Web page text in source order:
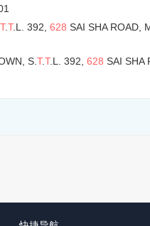
T.T.L. 392, 628 SAI SHA ROAD,
S. T.T.L. 392, 628 SAI SHA